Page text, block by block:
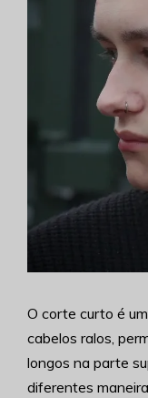
O corte curto é
cabelos ralos,
longos na parte
diferentes